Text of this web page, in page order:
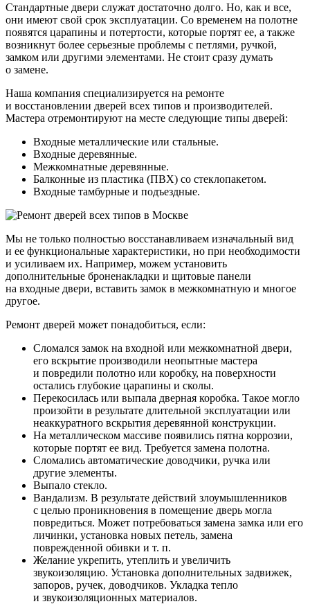
Стандартные двери служат достаточно долго. Но, как и все,
они имеют свой срок эксплуатации. Со временем на полотне
появятся царапины и потертости, которые портят ее, а также
возникнут более серьезные проблемы с петлями, ручкой,
замком или другими элементами. Не стоит сразу думать
о замене.
Наша компания специализируется на ремонте
и восстановлении дверей всех типов и производителей.
Мастера отремонтируют на месте следующие типы дверей:
Входные металлические или стальные.
Входные деревянные.
Межкомнатные деревянные.
Балконные из пластика (ПВХ) со стеклопакетом.
Входные тамбурные и подъездные.
Мы не только полностью восстанавливаем изначальный вид
и ее функциональные характеристики, но при необходимости
и усиливаем их. Например, можем установить
дополнительные броненакладки и щитовые панели
на входные двери, вставить замок в межкомнатную и многое
другое.
Ремонт дверей может понадобиться, если:
Сломался замок на входной или межкомнатной двери,
его вскрытие производили неопытные мастера
и повредили полотно или коробку, на поверхности
остались глубокие царапины и сколы.
Перекосилась или выпала дверная коробка. Такое могло
произойти в результате длительной эксплуатации или
неаккуратного вскрытия деревянной конструкции.
На металлическом массиве появились пятна коррозии,
которые портят ее вид. Требуется замена полотна.
Сломались автоматические доводчики, ручка или
другие элементы.
Выпало стекло.
Вандализм. В результате действий злоумышленников
с целью проникновения в помещение дверь могла
повредиться. Может потребоваться замена замка или его
личинки, установка новых петель, замена
поврежденной обивки и т. п.
Желание укрепить, утеплить и увеличить
звукоизоляцию. Установка дополнительных задвижек,
запоров, ручек, доводчиков. Укладка тепло
и звукоизоляционных материалов.